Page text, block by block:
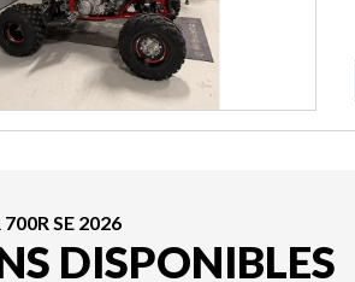
SE 2026
DISPONIBLES